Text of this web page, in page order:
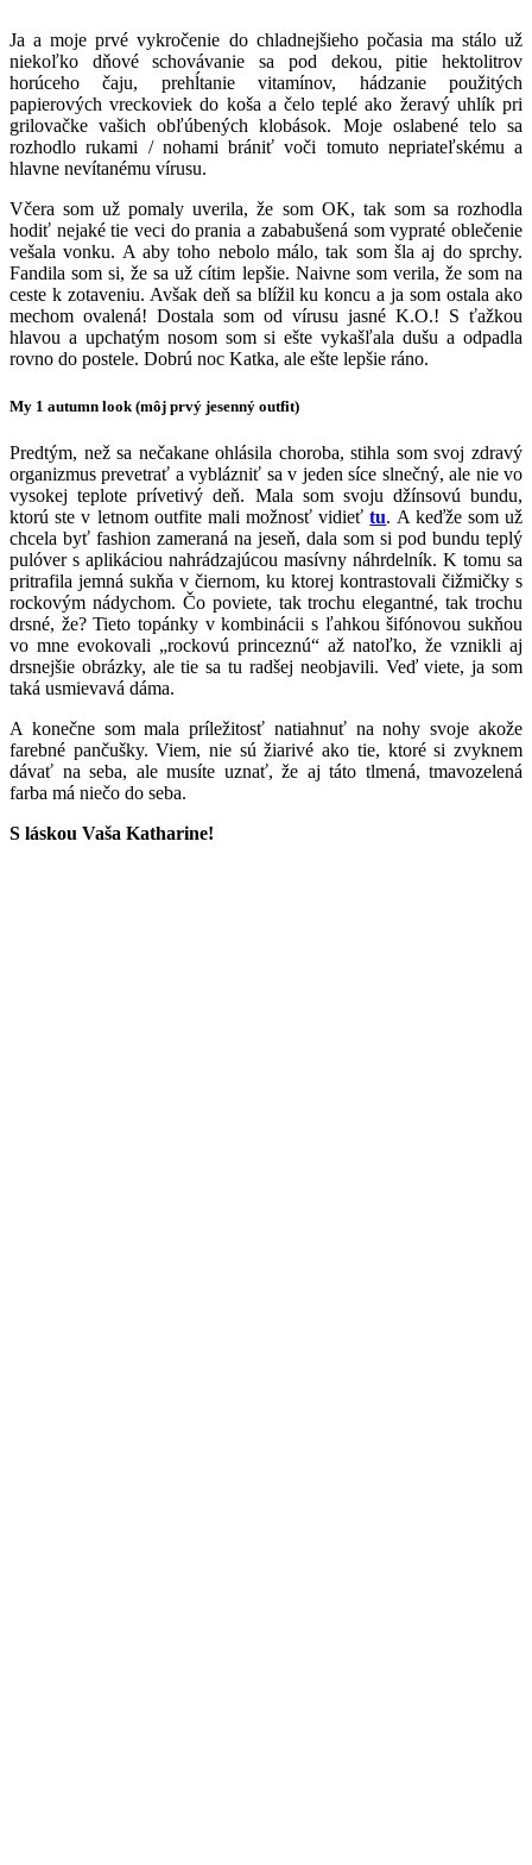
Ja a moje prvé vykročenie do chladnejšieho počasia ma stálo už
niekoľko dňové schovávanie sa pod dekou, pitie hektolitrov
horúceho čaju, prehĺtanie vitamínov, hádzanie použitých
papierových vreckoviek do koša a čelo teplé ako žeravý uhlík pri
grilovačke vašich obľúbených klobások. Moje oslabené telo sa
rozhodlo rukami / nohami brániť voči tomuto nepriateľskému a
hlavne nevítanému vírusu.
Včera som už pomaly uverila, že som OK, tak som sa rozhodla
hodiť nejaké tie veci do prania a zababušená som vypraté oblečenie
vešala vonku. A aby toho nebolo málo, tak som šla aj do sprchy.
Fandila som si, že sa už cítim lepšie. Naivne som verila, že som na
ceste k zotaveniu. Avšak deň sa blížil ku koncu a ja som ostala ako
mechom ovalená! Dostala som od vírusu jasné K.O.! S ťažkou
hlavou a upchatým nosom som si ešte vykašľala dušu a odpadla
rovno do postele. Dobrú noc Katka, ale ešte lepšie ráno.
My 1 autumn look (môj prvý jesenný outfit)
Predtým, než sa nečakane ohlásila choroba, stihla som svoj zdravý
organizmus prevetrať a vyblázniť sa v jeden síce slnečný, ale nie vo
vysokej teplote prívetivý deň. Mala som svoju džínsovú bundu,
ktorú ste v letnom outfite mali možnosť vidieťtu. A keďže som už
chcela byť fashion zameraná na jeseň, dala som si pod bundu teplý
pulóver s aplikáciou nahrádzajúcou masívny náhrdelník. K tomu sa
pritrafila jemná sukňa v čiernom, ku ktorej kontrastovali čižmičky s
rockovým nádychom. Čo poviete, tak trochu elegantné, tak trochu
drsné, že? Tieto topánky v kombinácii s ľahkou šifónovou sukňou
vo mne evokovali „rockovú princeznú“ až natoľko, že vznikli aj
drsnejšie obrázky, ale tie sa tu radšej neobjavili. Veď viete, ja som
taká usmievavá dáma.
A konečne som mala príležitosť natiahnuť na nohy svoje akože
farebné pančušky. Viem, nie sú žiarivé ako tie, ktoré si zvyknem
dávať na seba, ale musíte uznať, že aj táto tlmená, tmavozelená
farba má niečo do seba.
S láskou Vaša Katharine!